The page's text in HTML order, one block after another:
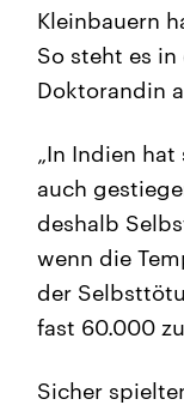
Kleinbauern
So steht es
Doktorandin
„In Indien
auch
deshalb
wenn die
der
fast 60.000
Sicher